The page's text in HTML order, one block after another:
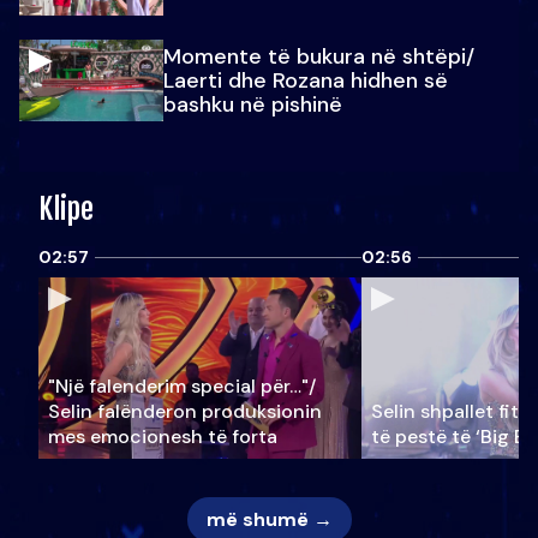
Momente të bukura në shtëpi/
Laerti dhe Rozana hidhen së
bashku në pishinë
Klipe
02:57
"Një falenderim special për…"/
Selin falënderon produksionin
mes emocionesh të forta
02:56
Selin shpallet
të pestë të ‘Big
më shumë →